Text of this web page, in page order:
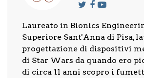
Laureato in Bionics
Superiore Sant'Anna di Pisa,
progettazione di dispositivi
di Star Wars da quando ero
di circa 11 anni scopro i